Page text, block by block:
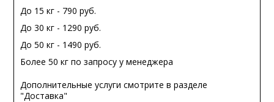
До 15 кг - 790 руб.
До 30 кг - 1290 руб.
До 50 кг - 1490 руб.
Более 50 кг по запросу у менеджера
Дополнительные услуги смотрите в разделе
"Доставка"